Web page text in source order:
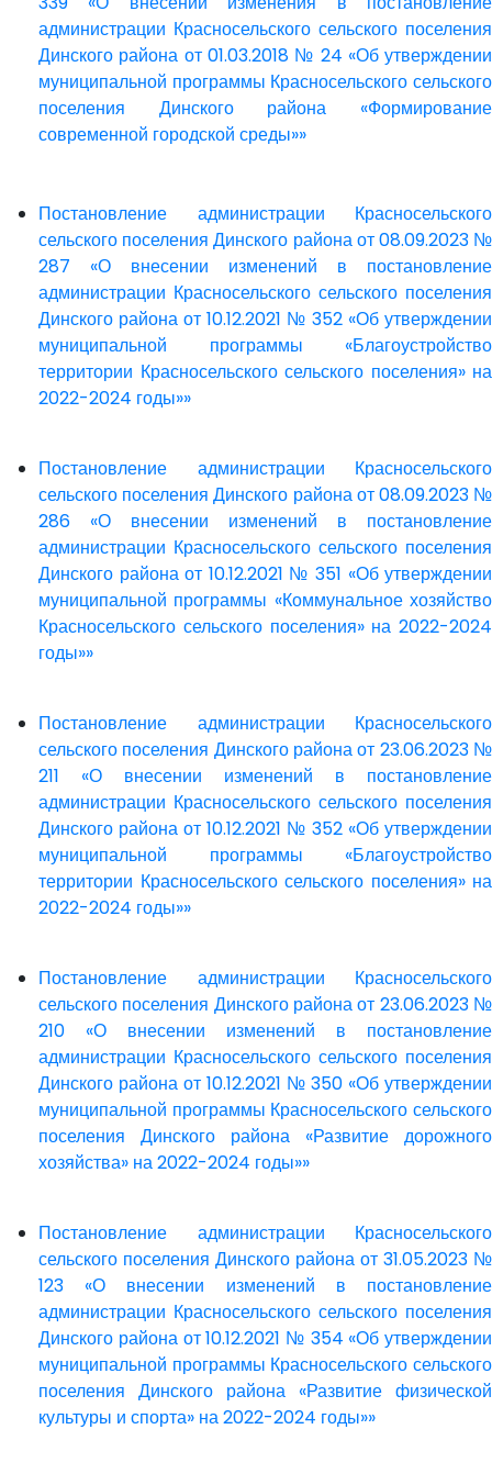
администрации Красносельского сельского поселения
Динского района от 01.03.2018 № 24 «Об утверждении
муниципальной программы Красносельского сельского
поселения Динского района «Формирование
современной городской среды»»
Постановление администрации Красносельского
сельского поселения Динского района от 08.09.2023 №
287 «О внесении изменений в постановление
администрации Красносельского сельского поселения
Динского района от 10.12.2021 № 352 «Об утверждении
муниципальной программы «Благоустройство
территории Красносельского сельского поселения» на
2022-2024 годы»»
Постановление администрации Красносельского
сельского поселения Динского района от 08.09.2023 №
286 «О внесении изменений в постановление
администрации Красносельского сельского поселения
Динского района от 10.12.2021 № 351 «Об утверждении
муниципальной программы «Коммунальное хозяйство
Красносельского сельского поселения» на 2022-2024
годы»»
Постановление администрации Красносельского
сельского поселения Динского района от 23.06.2023 №
211 «О внесении изменений в постановление
администрации Красносельского сельского поселения
Динского района от 10.12.2021 № 352 «Об утверждении
муниципальной программы «Благоустройство
территории Красносельского сельского поселения» на
2022-2024 годы»»
Постановление администрации Красносельского
сельского поселения Динского района от 23.06.2023 №
210 «О внесении изменений в постановление
администрации Красносельского сельского поселения
Динского района от 10.12.2021 № 350 «Об утверждении
муниципальной программы Красносельского сельского
поселения Динского района «Развитие дорожного
хозяйства» на 2022-2024 годы»»
Постановление администрации Красносельского
сельского поселения Динского района от 31.05.2023 №
123 «О внесении изменений в постановление
администрации Красносельского сельского поселения
Динского района от 10.12.2021 № 354 «Об утверждении
муниципальной программы Красносельского сельского
поселения Динского района «Развитие физической
культуры и спорта» на 2022-2024 годы»»